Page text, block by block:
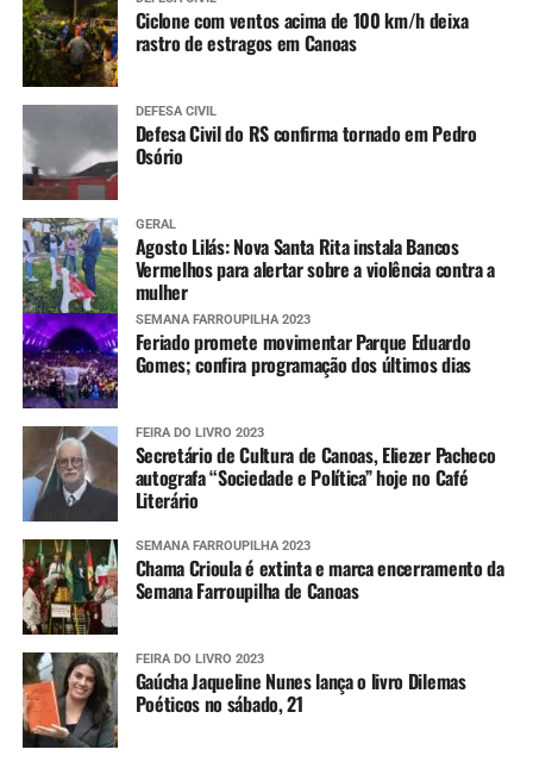
Ciclone com ventos acima de 100 km/h deixa
rastro de estragos em Canoas
DEFESA CIVIL
Defesa Civil do RS confirma tornado em Pedro
Osório
GERAL
Agosto Lilás: Nova Santa Rita instala Bancos
Vermelhos para alertar sobre a violência contra a
mulher
SEMANA FARROUPILHA 2023
Feriado promete movimentar Parque Eduardo
Gomes; confira programação dos últimos dias
FEIRA DO LIVRO 2023
Secretário de Cultura de Canoas, Eliezer Pacheco
autografa “Sociedade e Política” hoje no Café
Literário
SEMANA FARROUPILHA 2023
Chama Crioula é extinta e marca encerramento da
Semana Farroupilha de Canoas
FEIRA DO LIVRO 2023
Gaúcha Jaqueline Nunes lança o livro Dilemas
Poéticos no sábado, 21